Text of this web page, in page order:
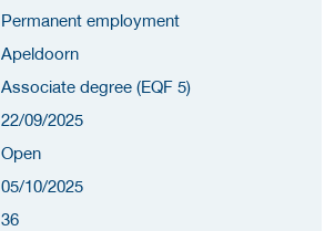
Permanent employment
Apeldoorn
Associate degree (EQF 5)
22/09/2025
Open
05/10/2025
36